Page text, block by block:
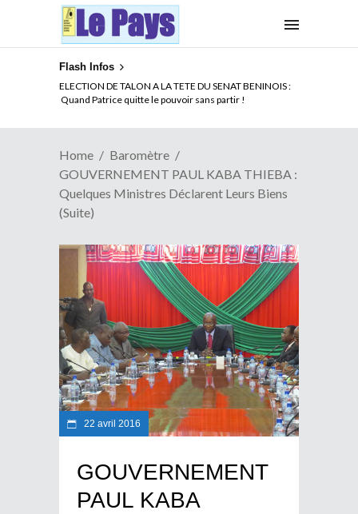
Flash Infos
ELECTION DE TALON A LA TETE DU SENAT BENINOIS :
Quand Patrice quitte le pouvoir sans partir !
Home
Baromètre
GOUVERNEMENT PAUL KABA THIEBA :
Quelques Ministres Déclarent Leurs Biens
(suite)
22 avril 2016
GOUVERNEMENT
PAUL KABA